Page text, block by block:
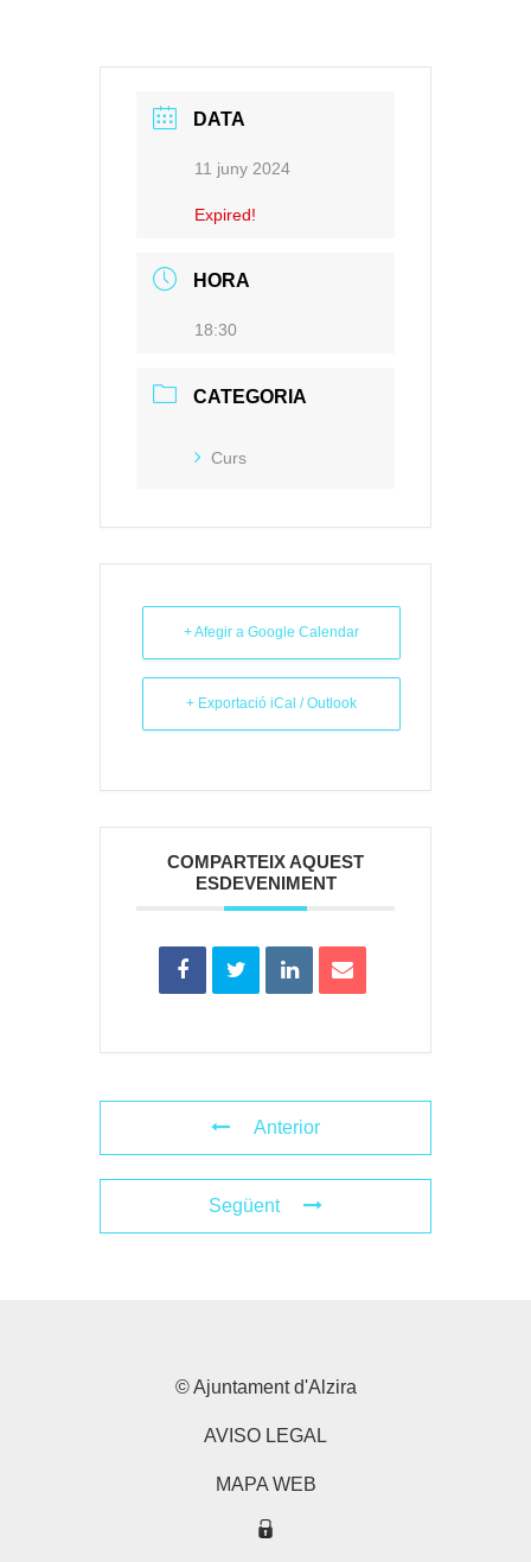
DATA
11 juny 2024
Expired!
HORA
18:30
CATEGORIA
Curs
+ Afegir a Google Calendar
+ Exportació iCal / Outlook
COMPARTEIX AQUEST
ESDEVENIMENT
Anterior
Següent
© Ajuntament d'Alzira
AVISO LEGAL
MAPA WEB